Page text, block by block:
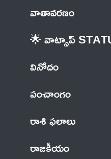
వాతావరణం
🌟 వాట్సాప్
వినోదం
పంచాంగం
రాశి ఫలాలు
రాజకీయం